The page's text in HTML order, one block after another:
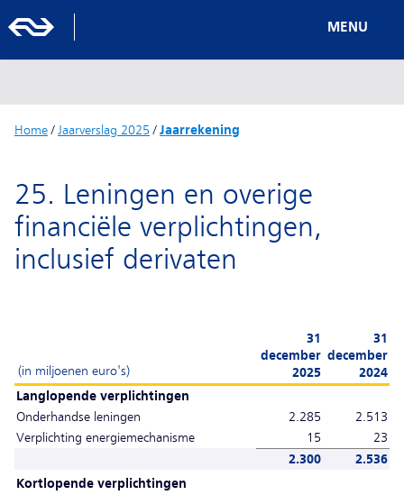
MENU
Home/ Jaarverslag 2025 /Jaarrekening
25. Leningen en overige
financiële verplichtingen,
inclusief derivaten
(in miljoenen euro's)
31
december
2025
31
december
2024
Langlopende verplichtingen
Onderhandse leningen
2.285
2.513
Verplichting energiemechanisme
15
23
2.300
2.536
Kortlopende verplichtingen